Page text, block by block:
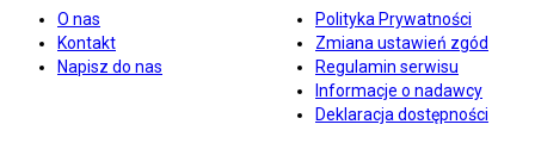
O nas
Kontakt
Napisz do nas
Polityka Prywatności
Zmiana ustawień zgód
Regulamin serwisu
Informacje o nadawcy
Deklaracja dostępności